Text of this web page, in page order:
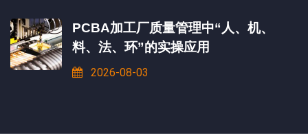
PCBA加工厂质量管理中“人、机、
料、法、环”的实操应用
2026-08-03